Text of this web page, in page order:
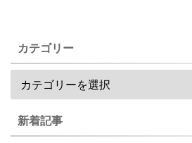
カテゴリー
新着記事